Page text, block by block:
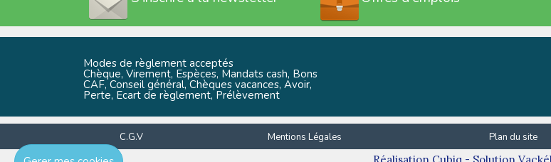
Modes de règlement acceptés
Chèque, Virement, Espèces, Mandats cash, Bons
CAF, Conseil général, Chèques vacances, Avoir,
Perte, Ecart de règlement, Prélèvement
C.G.V Mentions Légales Plan du site